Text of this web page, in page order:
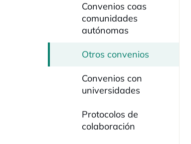
Convenios coas
comunidades
autónomas
Otros convenios
Convenios con
universidades
Protocolos de
colaboración